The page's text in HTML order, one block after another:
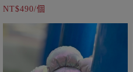
✦ 伸縮繩超靈活
NT$490/個